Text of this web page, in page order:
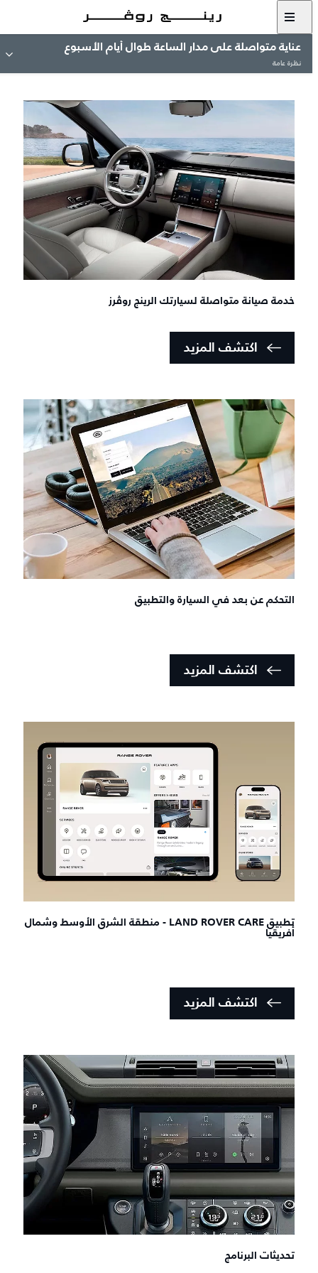
عناية متواصلة على مدار الساعة طوال أيام الأسبوع
نظرة عامة
خدمة صيانة متواصلة لسيارتك الرينج روڤرز
اكتشف المزيد
التحكم عن بعد في السيارة والتطبيق
اكتشف المزيد
تطبيق LAND ROVER CARE - منطقة الشرق الأوسط وشمال
أفريقيا
اكتشف المزيد
تحديثات البرنامج